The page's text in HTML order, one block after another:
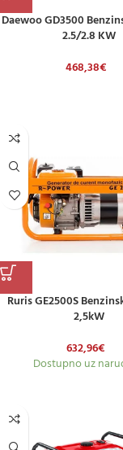
Daewoo GD3500
2.5/2.8 KW
468,38€
Ruris GE2500S
2,5kW
632,96€
Dostupno uz